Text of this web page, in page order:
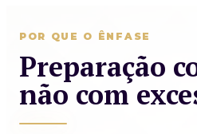
POR QUE O ÊNFASE
Preparação
não com